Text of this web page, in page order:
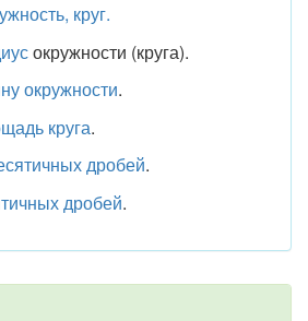
круг.
окружности (круга).
окружности.
круга.
дробей.
дробей.